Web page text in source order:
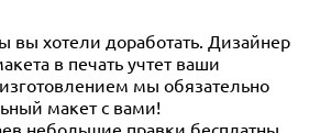
вы хотели доработать. Дизайнер
в печать учтет ваши
мы обязательно
макет с вами!
небольшие правки бесплатны.